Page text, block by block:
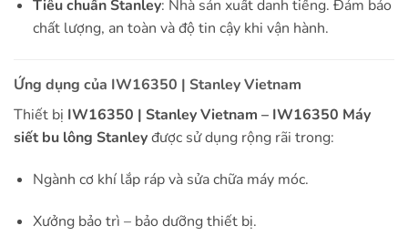
Tiêu chuẩn Stanley: Nhà sản xuất danh tiếng. Đảm bảo
chất lượng, an toàn và độ tin cậy khi vận hành.
Ứng dụng của IW16350 | Stanley Vietnam
Thiết bị IW16350 | Stanley Vietnam – IW16350 Máy
siết bu lông Stanleyđược sử dụng rộng rãi trong:
Ngành cơ khí lắp ráp và sửa chữa máy móc.
Xưởng bảo trì – bảo dưỡng thiết bị.